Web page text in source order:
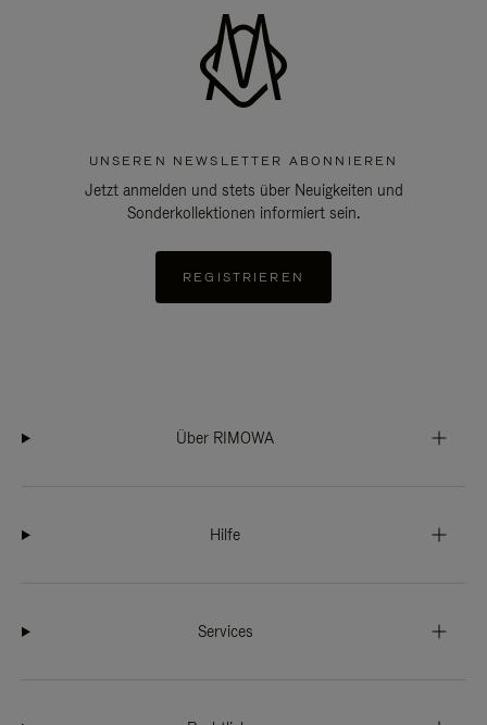
UNSEREN NEWSLETTER ABONNIEREN
Jetzt anmelden und stets über Neuigkeiten und
Sonderkollektionen informiert sein.
REGISTRIEREN
Über RIMOWA
Hilfe
Services